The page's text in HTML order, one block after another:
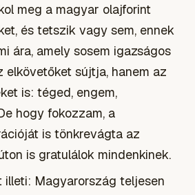
meg a magyar olajforint
és tetszik vagy sem, ennek
ára, amely sosem igazságos
elkövetőket sújtja, hanem az
is: téged, engem,
hogy fokozzam, a
is tönkrevágta az
is gratulálok mindenkinek.
illeti: Magyarország teljesen